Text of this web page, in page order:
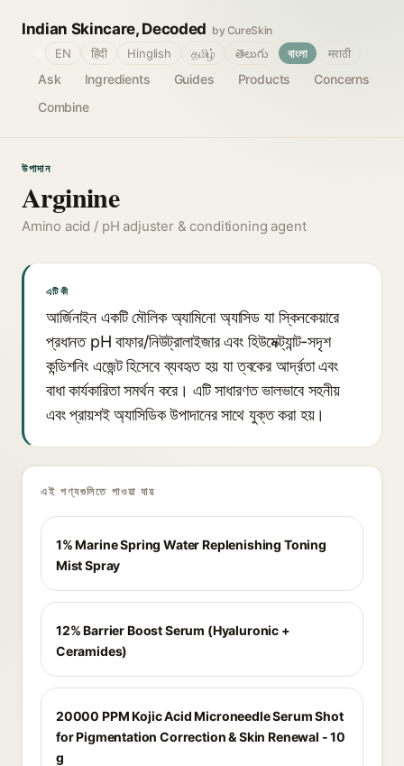
Indian Skincare, Decoded by CureSkin
Ask Ingredients Guides Products
Concerns
Combine
EN हिंदी Hinglish தமிழ் తెలుగు বাংলা मराठी
উপাদান
Arginine
Amino acid / pH adjuster & conditioning agent
এটি কী
আর্জিনাইন একটি মৌলিক অ্যামিনো অ্যাসিড যা স্কিনকেয়ারে
প্রধানত pH বাফার/নিউট্রালাইজার এবং হিউমেক্ট্যান্ট-সদৃশ
কন্ডিশনিং এজেন্ট হিসেবে ব্যবহৃত হয় যা ত্বকের আর্দ্রতা এবং
বাধা কার্যকারিতা সমর্থন করে। এটি সাধারণত ভালভাবে সহনীয়
এবং প্রায়শই অ্যাসিডিক উপাদানের সাথে যুক্ত করা হয়।
এই পণ্যগুলিতে পাওয়া যায়
1% Marine Spring Water Replenishing Toning
Mist Spray
12% Barrier Boost Serum (Hyaluronic +
Ceramides)
20000 PPM Kojic Acid Microneedle Serum Shot
for Pigmentation Correction & Skin Renewal - 10
g